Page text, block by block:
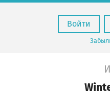
Войти